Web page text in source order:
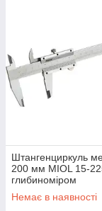
Штангенциркуль
200 мм MIOL 15-
глибиноміром
Немає в наявності